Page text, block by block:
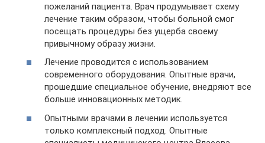
пожеланий пациента. Врач продумывает схему
лечение таким образом, чтобы больной смог
посещать процедуры без ущерба своему
привычному образу жизни.
Лечение проводится с использованием
современного оборудования. Опытные врачи,
прошедшие специальное обучение, внедряют все
больше инновационных методик.
Опытными врачами в лечении используется
только комплексный подход. Опытные